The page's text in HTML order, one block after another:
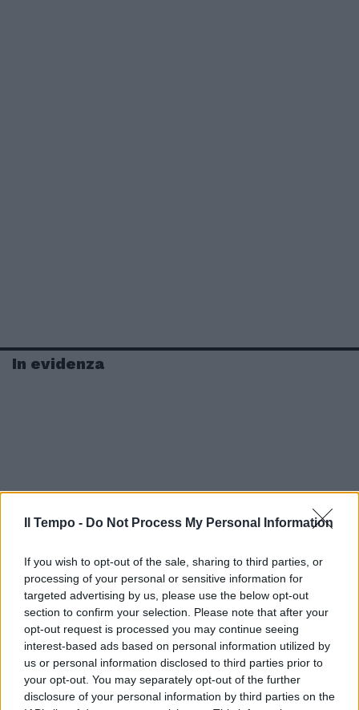
Il Tempo - Do Not Process My Personal Information
If you wish to opt-out of the sale, sharing to third parties, or
processing of your personal or sensitive information for
targeted advertising by us, please use the below opt-out
section to confirm your selection. Please note that after your
opt-out request is processed you may continue seeing
interest-based ads based on personal information utilized by
us or personal information disclosed to third parties prior to
your opt-out. You may separately opt-out of the further
disclosure of your personal information by third parties on the
In evidenza